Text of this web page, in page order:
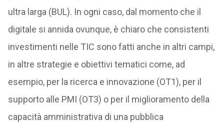
ultra larga (BUL). In ogni caso, dal momento che il
digitale si annida ovunque, è chiaro che consistenti
investimenti nelle TIC sono fatti anche in altri campi,
in altre strategie e obiettivi tematici come, ad
esempio, per la ricerca e innovazione (OT1), per il
supporto alle PMI (OT3) o per il miglioramento della
capacità amministrativa di una pubblica